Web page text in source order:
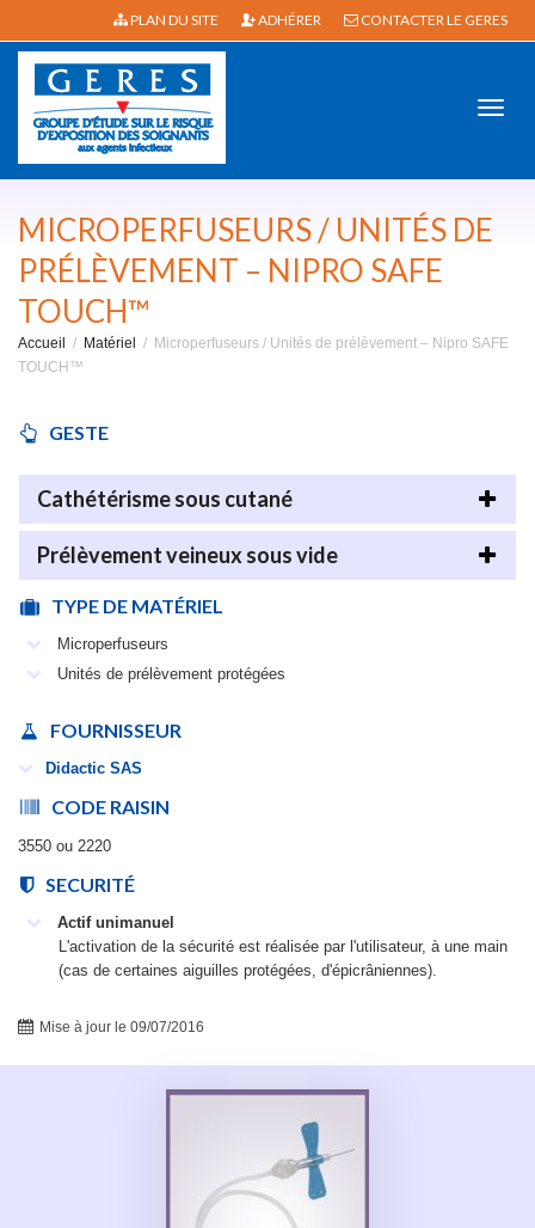
PLAN DU SITE ADHÉRER CONTACTER LE GERES
MICROPERFUSEURS / UNITÉS DE
PRÉLÈVEMENT – NIPRO SAFE
TOUCH™
Accueil Matériel
Microperfuseurs / Unités de prélèvement – Nipro SAFE
TOUCH™
GESTE
Cathétérisme sous cutané
Prélèvement veineux sous vide
TYPE DE MATÉRIEL
Microperfuseurs
Unités de prélèvement protégées
FOURNISSEUR
Didactic SAS
CODE RAISIN
3550 ou 2220
SECURITÉ
Actif unimanuel
L'activation de la sécurité est réalisée par l'utilisateur, à une main
(cas de certaines aiguilles protégées, d'épicrâniennes).
Mise à jour le 09/07/2016